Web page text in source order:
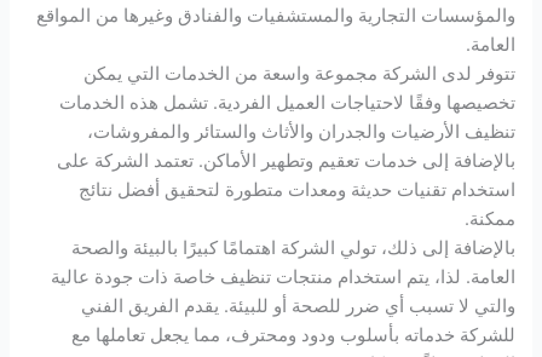
والمؤسسات التجارية والمستشفيات والفنادق وغيرها من المواقع
العامة.
تتوفر لدى الشركة مجموعة واسعة من الخدمات التي يمكن
تخصيصها وفقًا لاحتياجات العميل الفردية. تشمل هذه الخدمات
تنظيف الأرضيات والجدران والأثاث والستائر والمفروشات،
بالإضافة إلى خدمات تعقيم وتطهير الأماكن. تعتمد الشركة على
استخدام تقنيات حديثة ومعدات متطورة لتحقيق أفضل نتائج
ممكنة.
بالإضافة إلى ذلك، تولي الشركة اهتمامًا كبيرًا بالبيئة والصحة
العامة. لذا، يتم استخدام منتجات تنظيف خاصة ذات جودة عالية
والتي لا تسبب أي ضرر للصحة أو للبيئة. يقدم الفريق الفني
للشركة خدماته بأسلوب ودود ومحترف، مما يجعل تعاملها مع